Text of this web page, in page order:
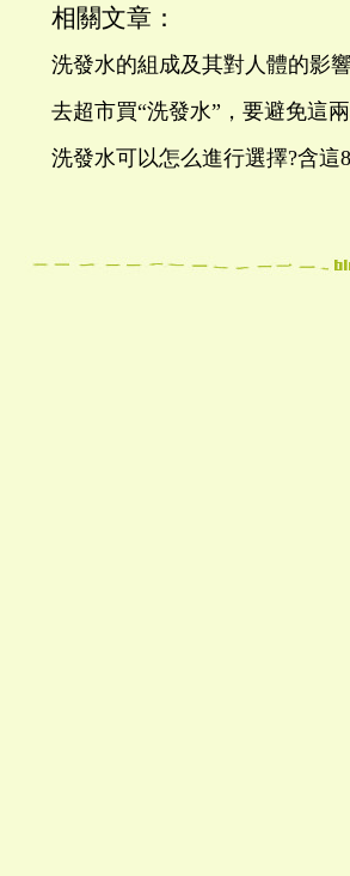
相關文章：
洗發水的組成及其對人體的影
去超市買“洗發水”，要避免這
洗發水可以怎么進行選擇?含這